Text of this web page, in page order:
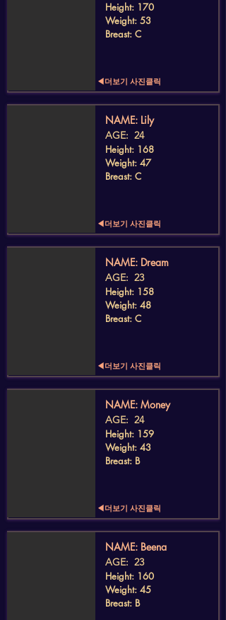
Height: 170
Weight: 53
Breast: C
◀더보기 사진클릭
​NAME: Lily
AGE: 24
Height: 168
Weight: 47
Breast: C
◀더보기 사진클릭
​NAME: Dream
AGE: 23
Height: 158
Weight: 48
Breast: C
◀더보기 사진클릭
​NAME: Money
AGE: 24
Height: 159
Weight: 43
Breast: B
◀더보기 사진클릭
​NAME: Beena
AGE: 23
Height: 160
Weight: 45
Breast: B